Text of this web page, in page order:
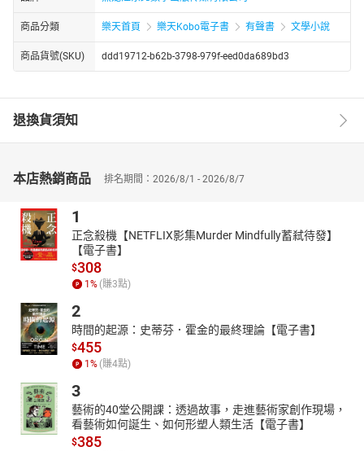
商品分類 樂天首頁 樂天Kobo電子書 有聲書 文學小說
商品貨號(SKU) ddd19712-b62b-3798-979f-eed0da689bd3
退換貨須知
本店熱銷商品 排名期間：2026/8/1 - 2026/8/7
1
正念殺機【NETFLIX影集Murder Mindfully蓄弒待發】
【電子書】
$308
1% (賺3點)
2
時間的起源：史蒂芬．霍金的最終理論【電子書】
$455
1% (賺4點)
3
藝術的40堂公開課：透過故事，走進藝術家創作現場，
看藝術如何誕生、如何形塑人類生活【電子書】
$385